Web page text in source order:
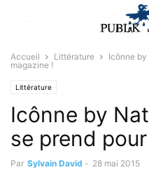
Accueil Littérature
Icônne by
magazine !
Littérature
Icônne by
se prend
Par Sylvain David - 28 mai 2015